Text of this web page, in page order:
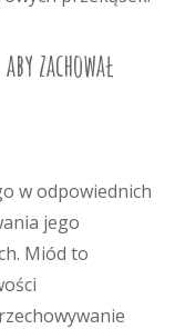
zachował
w odpowiednich
jego
Miód to